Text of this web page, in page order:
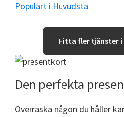
Populärt i Huvudsta
Hitta fler tjänster
Den perfekta
Överraska någon du håller